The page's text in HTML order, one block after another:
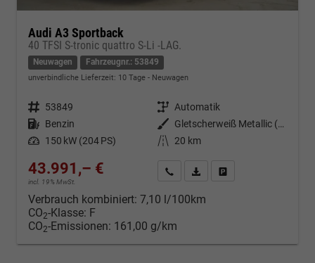
Audi A3 Sportback
40 TFSI S-tronic quattro S-Li -LAG.
Neuwagen Fahrzeugnr.: 53849
unverbindliche Lieferzeit: 10 Tage Neuwagen
Fahrzeugnr. 53849 Getriebe Automatik
Kraftstoff Benzin Außenfarbe
Gletscherweiß Metallic (2Y)
Leistung 150 kW (204 PS) Kilometerstand 20 km
43.991,– €
incl. 19% MwSt.
Kontakt & Angebot anfordern
PDF-Datei, Fahrzeugexposé
Verbrauch kombiniert: 7,10 l/100km
CO2-Klasse: F
CO2-Emissionen: 161,00 g/km